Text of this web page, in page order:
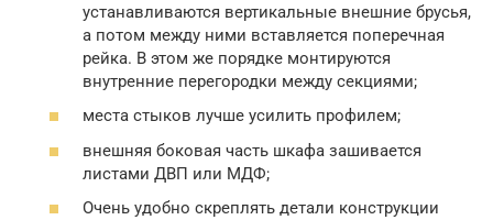
устанавливаются вертикальные внешние брусья,
а потом между ними вставляется поперечная
рейка. В этом же порядке монтируются
внутренние перегородки между секциями;
места стыков лучше усилить профилем;
внешняя боковая часть шкафа зашивается
листами ДВП или МДФ;
Очень удобно скреплять детали конструкции